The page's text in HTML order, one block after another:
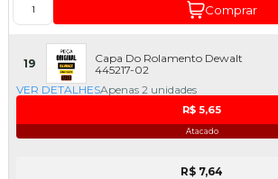
Comprar
19
Capa Do Rolamento Dewalt
445217-02
VER DETALHESApenas 2 unidades
R$ 5,65
Atacado
R$ 7,64